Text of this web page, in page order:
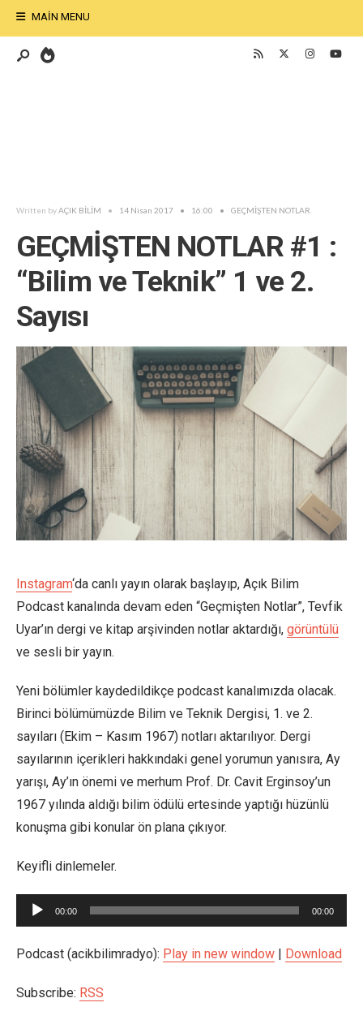
MAIN MENU
Written byAÇIK BİLİM • 14 Nisan 2017 • 16:00 • GEÇMİŞTEN NOTLAR
GEÇMİŞTEN NOTLAR #1 :
“Bilim ve Teknik” 1 ve 2.
Sayısı
Instagram‘da canlı yayın olarak başlayıp, Açık Bilim
Podcast kanalında devam eden “Geçmişten Notlar”, Tevfik
Uyar’ın dergi ve kitap arşivinden notlar aktardığı, görüntülü
ve sesli bir yayın.
Yeni bölümler kaydedildikçe podcast kanalımızda olacak.
Birinci bölümümüzde Bilim ve Teknik Dergisi, 1. ve 2.
sayıları (Ekim – Kasım 1967) notları aktarılıyor. Dergi
sayılarının içerikleri hakkındaki genel yorumun yanısıra, Ay
yarışı, Ay’ın önemi ve merhum Prof. Dr. Cavit Erginsoy’un
1967 yılında aldığı bilim ödülü ertesinde yaptığı hüzünlü
konuşma gibi konular ön plana çıkıyor.
Keyifli dinlemeler.
Ses
oynatıcı
00:00 00:00
Podcast (acikbilimradyo): Play in new window Download
Subscribe: RSS